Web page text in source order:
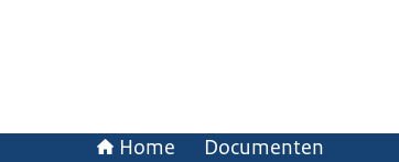
Home Documenten